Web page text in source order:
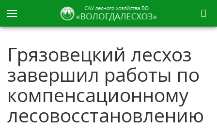
Грязовецкий лесхоз
завершил работы по
компенсационному
лесовосстановлению